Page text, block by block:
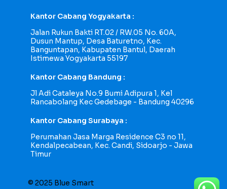
Kantor Cabang Yogyakarta :
Jalan Rukun Bakti RT.02 / RW.05 No. 60A,
Dusun Mantup, Desa Baturetno, Kec.
Banguntapan, Kabupaten Bantul, Daerah
Istimewa Yogyakarta 55197
Kantor Cabang Bandung :
Jl Adi Cataleya No.9 Bumi Adipura 1, Kel
Rancabolang Kec Gedebage - Bandung 40296
Kantor Cabang Surabaya :
Perumahan Jasa Marga Residence C3 no 11,
Kendalpecabean, Kec. Candi, Sidoarjo - Jawa
Timur
© 2025 Blue Smart